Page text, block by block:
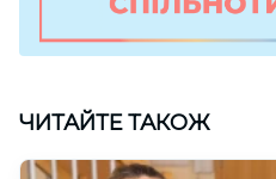
ЧИТАЙТЕ ТАКОЖ